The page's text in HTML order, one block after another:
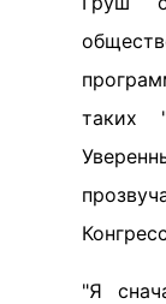
таких
"Я